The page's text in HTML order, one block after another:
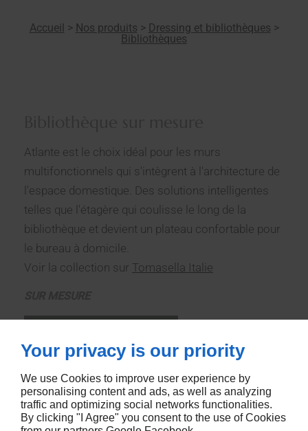
Accueil > Nos produits > Dressing et bibliothèques >
Bibliothèques
Atlante est le choix idéal pour les murs
multifonctionnels qui s'intègrent à l'architecture de
l'espace domestique. Des solutions intelligentes
telles que l'étagère qui coulisse le long de la
bibliothèque et devient un plateau confortable pour
le bureau à domicile.
Voir la collection sur Tomasella Italie
Your privacy is our priority
We use Cookies to improve user experience by
personalising content and ads, as well as analyzing
traffic and optimizing social networks functionalities.
By clicking "I Agree" you consent to the use of Cookies